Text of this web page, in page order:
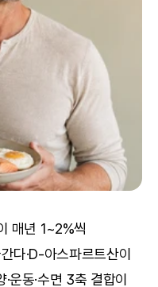
매년 1~2%씩
다·D-아스파르트산이
운동·수면 3축 결합이